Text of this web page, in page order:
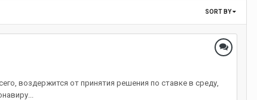
SORT BY
воздержится от принятия решения по ставке в среду,